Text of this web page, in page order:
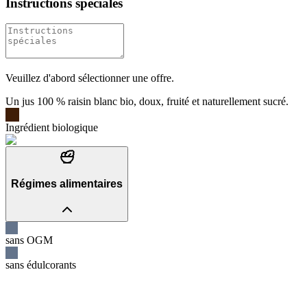
Veuillez d'abord sélectionner une offre.
Un jus 100 % raisin blanc bio, doux, fruité et naturellement sucré.
Ingrédient biologique
Régimes alimentaires
sans OGM
sans édulcorants